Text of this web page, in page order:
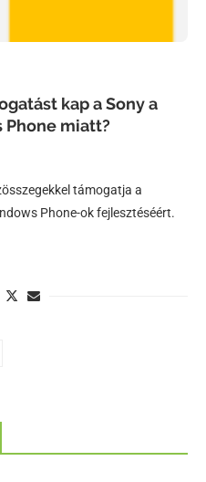
kap a Sony a
miatt?
támogatja a
Phone-ok fejlesztéséért.